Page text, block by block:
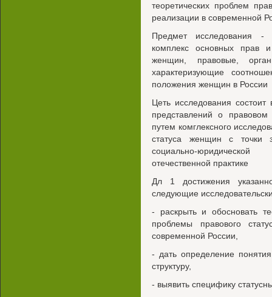
теоретических проблем
реализации в современной
Предмет исследования -
комплекс основных прав и
женщин, правовые,
характеризующие
положения женщин в России
Цеть исследования состоит
представлений о
путем комглексного
статуса женщин с точки
социально-
отечественной практике
Дл 1 достижения
следующие
- раскрыть и обосновать
проблемы правового
современной России,
- дать определение
структуру,
- выявить специфику